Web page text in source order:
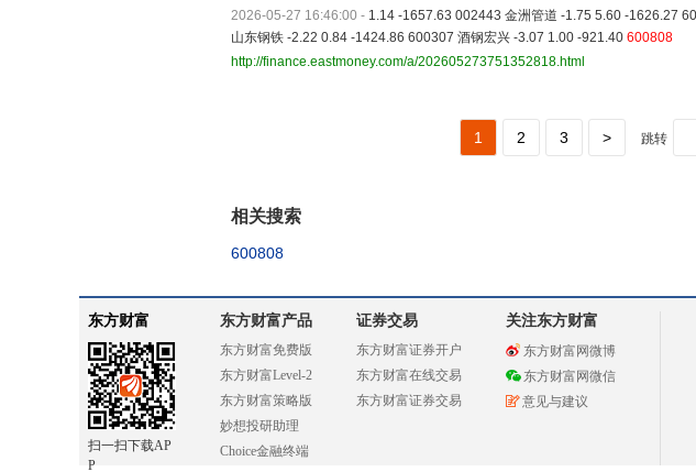
2026-05-27 16:46:00 - 1.14 -1657.63 002443 金洲管道 -1.75 5.60 -1626.27
山东钢铁 -2.22 0.84 -1424.86 600307 酒钢宏兴 -3.07 1.00 -921.40 600808
http://finance.eastmoney.com/a/202605273751352818.html
1 2 3 > 跳转
相关搜索
600808
东方财富
扫一扫下载AP
P
东方财富产品
东方财富免费版
东方财富Level-2
东方财富策略版
妙想投研助理
Choice金融终端
证券交易
东方财富证券开户
东方财富在线交易
东方财富证券交易
关注东方财富
东方财富网微博
东方财富网微信
意见与建议